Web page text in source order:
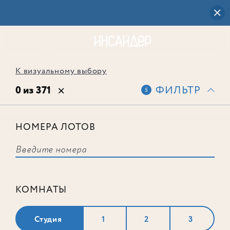
К визуальному выбору
0 из 371 5 ФИЛЬТР
НОМЕРА ЛОТОВ
КОМНАТЫ
Студия 1 2 3
соответствует ни одного лота